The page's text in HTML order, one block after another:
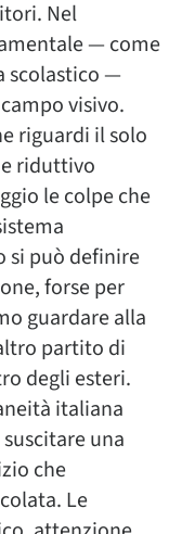
Nel
— come
scolastico —
visivo.
riguardi il solo
riduttivo
le colpe che
si può definire
forse per
guardare alla
partito di
degli esteri.
italiana
una
che
Le